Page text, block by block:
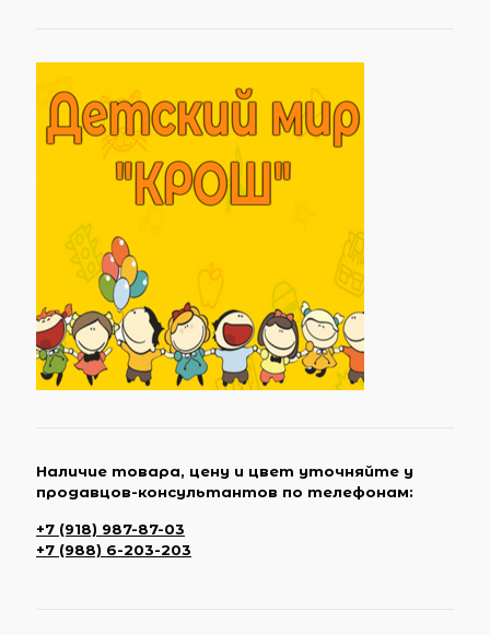
Наличие товара, цену и цвет уточняйте у
продавцов-консультантов по телефонам:
+7 (918) 987-87-03
+7 (988) 6-203-203